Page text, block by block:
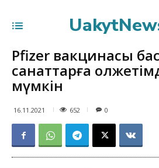
Pfizer вакцинасы
санаттарға
мүмкін
16.11.2021 652 0